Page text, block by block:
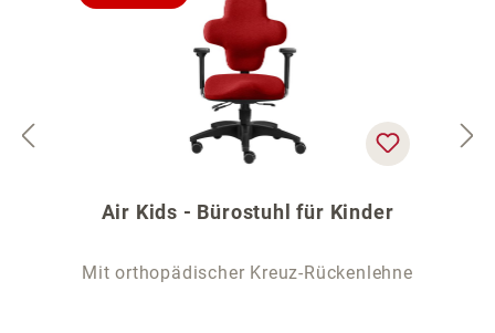
Air Kids - Bürostuhl für Kinder
Mit orthopädischer Kreuz-Rückenlehne